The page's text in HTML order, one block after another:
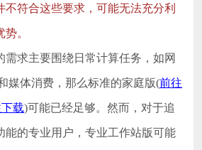
不符合这些要求，可能无法充分利
。
求主要围绕日常计算任务，如网
媒体消费，那么标准的家庭版(前往
载)可能已经足够。然而，对于追
能的专业用户，专业工作站版可能